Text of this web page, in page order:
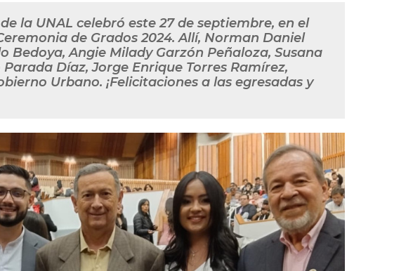
la UNAL celebró este 27 de septiembre, en el
de Grados 2024. Allí, Norman Daniel
Bedoya, Angie Milady Garzón Peñaloza, Susana
Díaz, Jorge Enrique Torres Ramírez,
Urbano. ¡Felicitaciones a las egresadas y